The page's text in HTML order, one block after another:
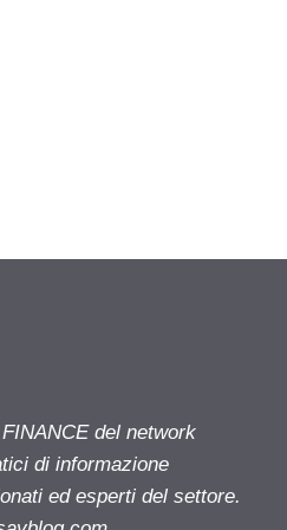
del network
di informazione
ed esperti del settore.